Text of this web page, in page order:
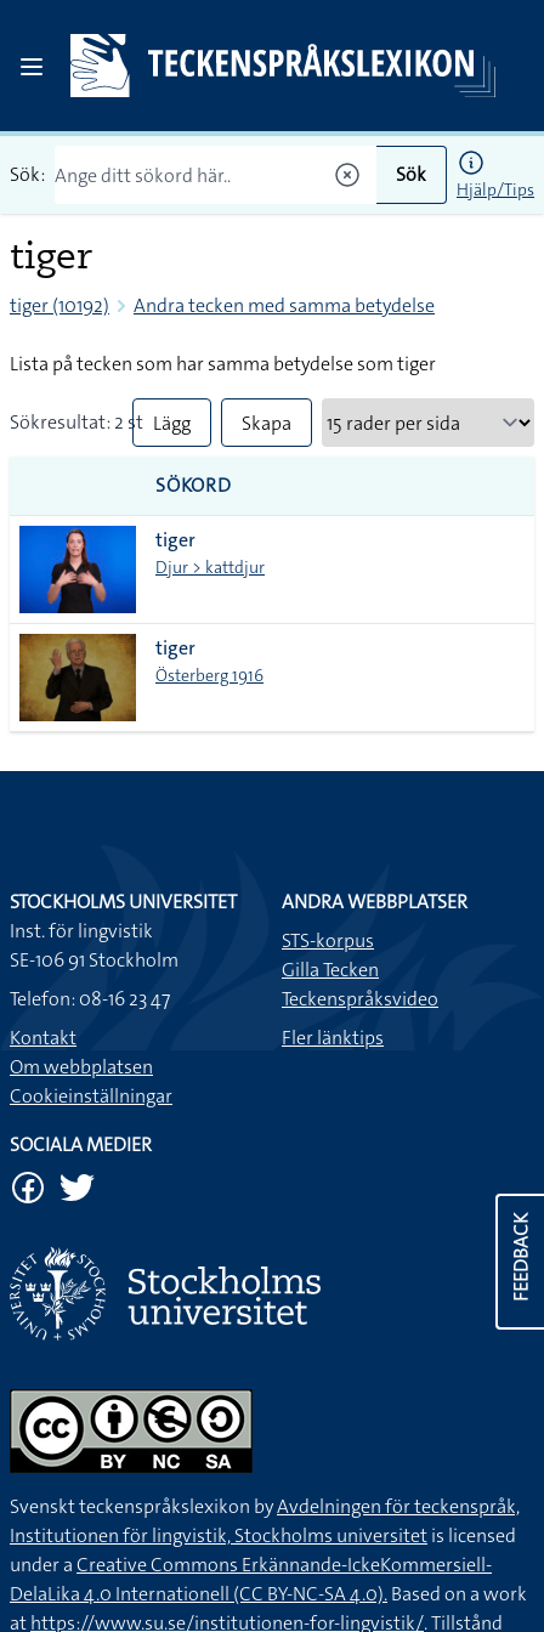
Sök: Sök
Hjälp/Tips
tiger
tiger (10192) Andra tecken med samma betydelse
Lista på tecken som har samma betydelse som tiger
Sökresultat: 2 st Lägg
till
alla i
lista
Skapa
SÖKORD
tiger
Djur > kattdjur
tiger
Österberg 1916
FEEDBACK
STOCKHOLMS UNIVERSITET
Inst. för lingvistik
SE-106 91 Stockholm
Telefon: 08-16 23 47
Kontakt
Om webbplatsen
Cookieinställningar
ANDRA WEBBPLATSER
STS-korpus
Gilla Tecken
Teckenspråksvideo
Fler länktips
SOCIALA MEDIER
Svenskt teckenspråkslexikon byAvdelningen för teckenspråk,
Institutionen för lingvistik, Stockholms universitetis licensed
under aCreative Commons Erkännande-IckeKommersiell-
DelaLika 4.0 Internationell (CC BY-NC-SA 4.0).Based on a work
athttps://www.su.se/institutionen-for-lingvistik/. Tillstånd